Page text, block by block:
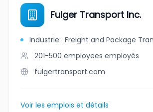
Fulger Transport Inc.
Industrie: Freight and Package
201-500 employees employés
fulgertransport.com
Voir les emplois et détails